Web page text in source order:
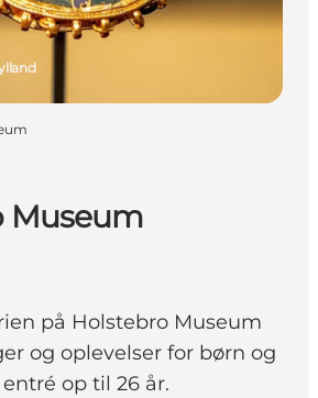
Museum
på Holstebro Museum
og oplevelser for børn og
op til 26 år.